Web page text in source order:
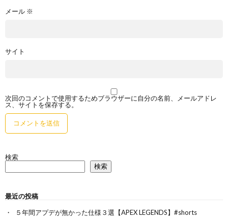
メール ※
サイト
次回のコメントで使用するためブラウザーに自分の名前、メールアドレ
ス、サイトを保存する。
検索
検索
最近の投稿
５年間アプデが無かった仕様３選【APEX LEGENDS】#shorts